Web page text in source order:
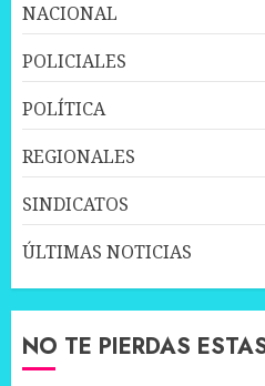
NACIONAL
POLICIALES
POLÍTICA
REGIONALES
SINDICATOS
ÚLTIMAS NOTICIAS
NO TE PIERDAS